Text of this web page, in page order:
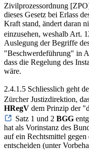
Zivilprozessordnung
dieses Gesetz bei Erlass
Kraft stand, ändert daran
einzusehen, weshalb Art.
Auslegung der Begriffe
"Beschwerdeführung" in
dass die Regelung des
wäre.
2.4.1.5 Schliesslich geht
Zürcher Justizdirektion,
HRegV dem Prinzip der
Satz 1 und 2 BGG
hat als Vorinstanz des
auf ein Rechtsmittel
entscheiden (unter